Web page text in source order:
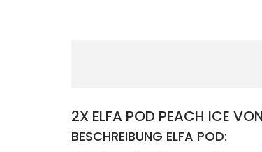
2X ELFA POD PEACH ICE
BESCHREIBUNG ELFA POD: